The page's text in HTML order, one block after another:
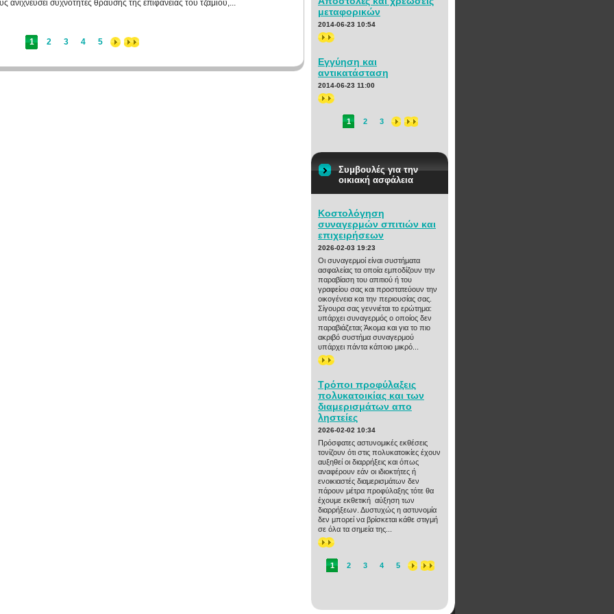
ανιχνεύσει συχνότητες θραύσης της επιφάνειας του τζαμιού,...
1 2 3 4 5
μεταφορικών
2014-06-23 10:54
>>
Εγγύηση και
αντικατάσταση
2014-06-23 11:00
>>
1 2 3
Συμβουλές για την
οικιακή ασφάλεια
Κοστολόγηση
συναγερμών σπιτιών και
επιχειρήσεων
2026-02-03 19:23
Οι συναγερμοί είναι συστήματα
ασφαλείας τα οποία εμποδίζουν την
παραβίαση του απιτιού ή του
γραφείου σας και προστατεύουν την
οικογένεια και την περιουσίας σας.
Σίγουρα σας γεννιέται το ερώτημα:
υπάρχει συναγερμός ο οποίος δεν
παραβιάζεται; Άκομα και για το πιο
ακριβό συστήμα συναγερμού
υπάρχει πάντα κάποιο μικρό...
>>
Τρόποι προφύλαξεις
πολυκατοικίας και των
διαμερισμάτων απο
ληστείες
2026-02-02 10:34
Πρόσφατες αστυνομικές εκθέσεις
τονίζουν ότι στις πολυκατοικίες έχουν
αυξηθεί οι διαρρήξεις και όπως
αναφέρουν εάν οι ιδιοκτήτες ή
ενοικιαστές διαμερισμάτων δεν
πάρουν μέτρα προφύλαξης τότε θα
έχουμε εκθετική αύξηση των
διαρρήξεων. Δυστυχώς η αστυνομία
δεν μπορεί να βρίσκεται κάθε στιγμή
σε όλα τα σημεία της...
>>
1 2 3 4 5